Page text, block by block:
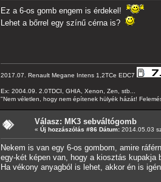
Ez a 6-os gomb engem is érdekel!
Lehet a bőrrel egy színű cérna is?
2017.07. Renault Megane Intens 1,2TCe EDC7
Ex: 2004.09. 2.0TDCI, GHIA, Xenon, Zen, stb...
"Nem véletlen, hogy nem építenek hülyék házát!
Válasz: MK3 sebváltógomb
« Új hozzászólás #86 Dátum: 2014.05.03
Nekem is van egy 6-os gombom, amire
egy-két képen van, hogy a kiosztás
Ha vékony anyagból is lehet, akkor én is